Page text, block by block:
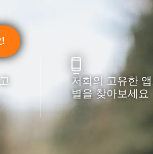
!
저희의 고유한
별을 찾아보세요